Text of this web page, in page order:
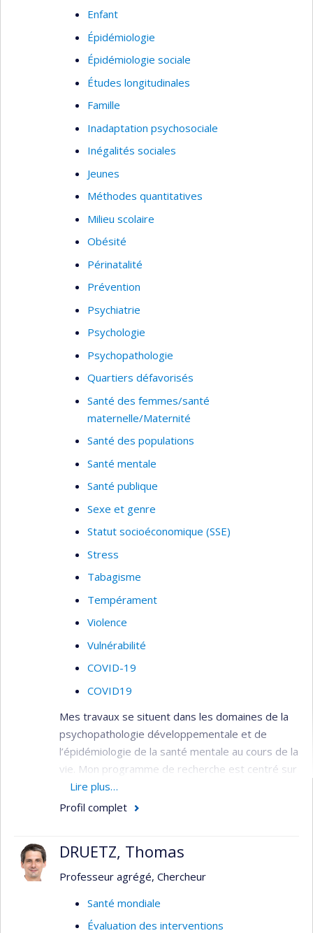
Enfant
Épidémiologie
Épidémiologie sociale
Études longitudinales
Famille
Inadaptation psychosociale
Inégalités sociales
Jeunes
Méthodes quantitatives
Milieu scolaire
Obésité
Périnatalité
Prévention
Psychiatrie
Psychologie
Psychopathologie
Quartiers défavorisés
Santé des femmes/santé
maternelle/Maternité
Santé des populations
Santé mentale
Santé publique
Sexe et genre
Statut socioéconomique (SSE)
Stress
Tabagisme
Tempérament
Violence
Vulnérabilité
COVID-19
COVID19
Mes travaux se situent dans les domaines de la
psychopathologie développementale et de
l’épidémiologie de la santé mentale au cours de la
vie. Mon programme de recherche est centré sur
l’étude de la transmission intergénérationnelle
des facteurs de risque pour les problèmes de
préscolaires.
Mon programme comprend deux axes de
recherche et un axe de transfert de
connaissances :
Lire plus…
Profil complet
DRUETZ, Thomas
Professeur agrégé, Chercheur
Santé mondiale
Évaluation des interventions